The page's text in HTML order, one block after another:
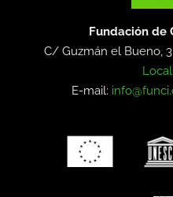
Fundación de
C/ Guzmán el Bueno,
E-mail: